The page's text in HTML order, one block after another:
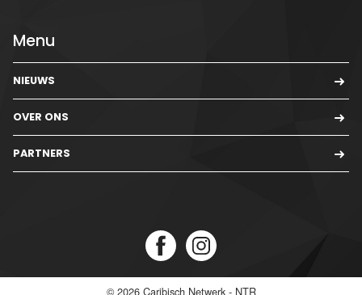
Menu
NIEUWS
OVER ONS
PARTNERS
© 2026 Caribisch Netwerk - NTR